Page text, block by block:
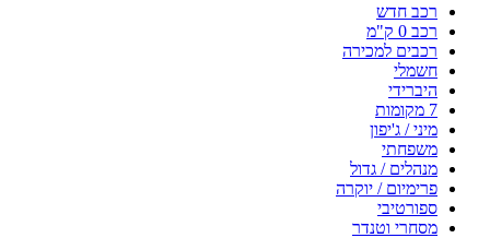
רכב חדש
רכב 0 ק"מ
רכבים למכירה
חשמלי
היברידי
7 מקומות
מיני / ג'יפון
משפחתי
מנהלים / גדול
פרימיום / יוקרה
ספורטיבי
מסחרי וטנדר